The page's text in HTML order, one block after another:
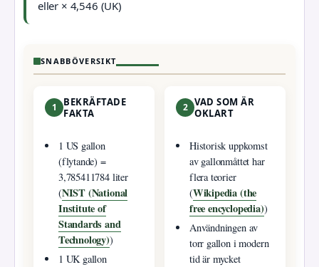
eller × 4,546 (UK)
SNABBÖVERSIKT
1
BEKRÄFTADE
FAKTA
1 US gallon
(flytande) =
3,785411784 liter
(NIST (National
Institute of
Standards and
Technology))
1 UK gallon
2 VAD SOM ÄR
OKLART
Historisk uppkomst
av gallonmåttet har
flera teorier
(Wikipedia (the
free encyclopedia))
Användningen av
torr gallon i modern
tid är mycket